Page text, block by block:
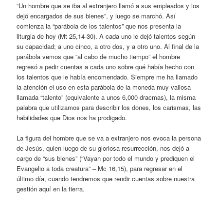
“Un hombre que se iba al extranjero llamó a sus empleados y los
dejó encargados de sus bienes”, y luego se marchó. Así
comienza la “parábola de los talentos” que nos presenta la
liturgia de hoy (Mt 25,14-30). A cada uno le dejó talentos según
su capacidad; a uno cinco, a otro dos, y a otro uno. Al final de la
parábola vemos que “al cabo de mucho tiempo” el hombre
regresó a pedir cuentas a cada uno sobre qué había hecho con
los talentos que le había encomendado. Siempre me ha llamado
la atención el uso en esta parábola de la moneda muy valiosa
llamada “talento” (equivalente a unos 6,000 dracmas), la misma
palabra que utilizamos para describir los dones, los carismas, las
habilidades que Dios nos ha prodigado.
La figura del hombre que se va a extranjero nos evoca la persona
de Jesús, quien luego de su gloriosa resurrección, nos dejó a
cargo de “sus bienes” (“Vayan por todo el mundo y prediquen el
Evangelio a toda creatura” – Mc 16,15), para regresar en el
último día, cuando tendremos que rendir cuentas sobre nuestra
gestión aquí en la tierra.